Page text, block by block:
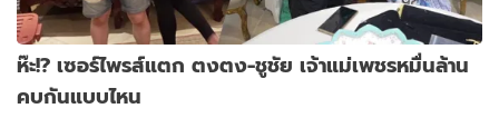
ห๊ะ!? เซอร์ไพรส์แตก ตงตง-ชูชัย เจ้าแม่เพชรหมื่นล้าน
คบกันแบบไหน